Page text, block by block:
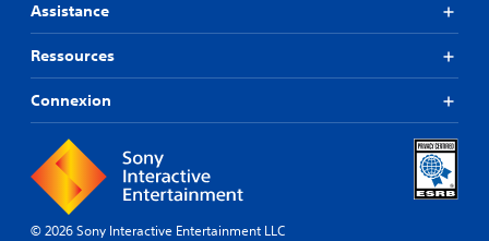
Assistance
Ressources
Connexion
© 2026 Sony Interactive Entertainment LLC